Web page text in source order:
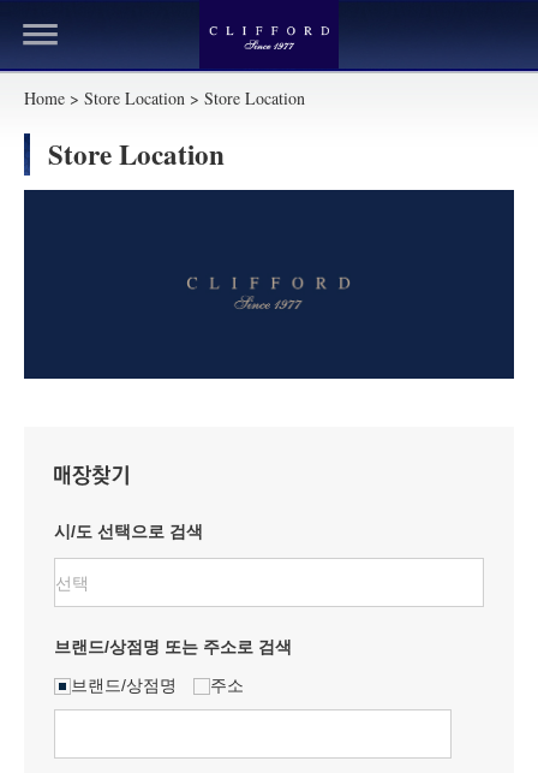
Home > Store Location > Store Location
Store Location
시/도 선택으로 검색
브랜드/상점명 또는 주소로 검색
브랜드/상점명
주소